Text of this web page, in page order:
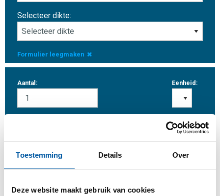
Toestemming Details Over
Deze website maakt gebruik van cookies
Selecteer dikte:
Formulier leegmaken
Aantal: Eenheid: